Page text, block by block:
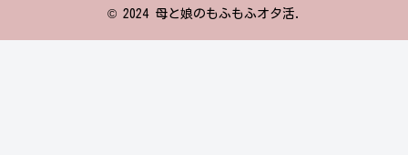
© 2024 母と娘のもふもふオタ活.